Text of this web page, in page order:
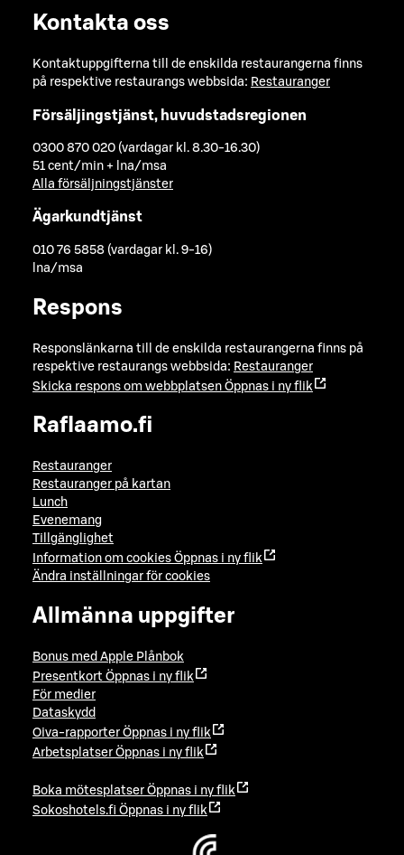
Kontakta oss
Kontaktuppgifterna till de enskilda restaurangerna finns
på respektive restaurangs webbsida: Restauranger
Försäljingstjänst, huvudstadsregionen
0300 870 020 (vardagar kl. 8.30-16.30)
51 cent/min + lna/msa
Alla försäljningstjänster
Ägarkundtjänst
010 76 5858 (vardagar kl. 9-16)
lna/msa
Respons
Responslänkarna till de enskilda restaurangerna finns på
respektive restaurangs webbsida: Restauranger
Skicka respons om webbplatsen Öppnas i ny flik
Raflaamo.fi
Restauranger
Restauranger på kartan
Lunch
Evenemang
Tillgänglighet
Information om cookies Öppnas i ny flik
Ändra inställningar för cookies
Allmänna uppgifter
Bonus med Apple Plånbok
Presentkort Öppnas i ny flik
För medier
Dataskydd
Oiva-rapporter Öppnas i ny flik
Arbetsplatser Öppnas i ny flik
Boka mötesplatser Öppnas i ny flik
Sokoshotels.fi Öppnas i ny flik